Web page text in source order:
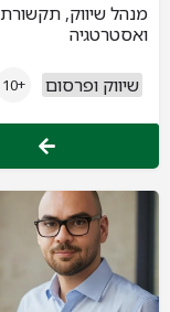
מנהל שיווק, תקשורת
ואסטרטגיה
שיווק ופרסום +10